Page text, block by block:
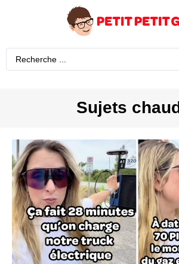
Sujets